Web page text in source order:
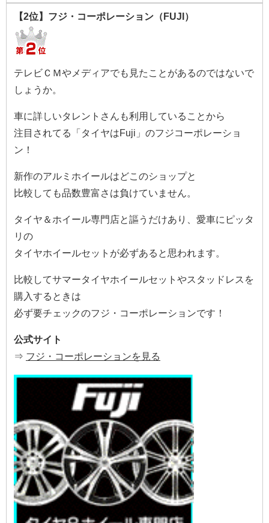
【2位】フジ・コーポレーション（FUJI）
テレビＣＭやメディアでも見たことがあるのではないで
しょうか。
車に詳しいタレントさんも利用していることから
注目されてる「タイヤはFuji」のフジコーポレーショ
ン！
新作のアルミホイールはどこのショップと
比較しても品数豊富さは負けていません。
タイヤ＆ホイール専門店と謳うだけあり、愛車にピッタ
リの
タイヤホイールセットが必ずあると思われます。
比較してサマータイヤホイールセットやスタッドレスを
購入するときは
必ず要チェックのフジ・コーポレーションです！
公式サイト
⇒ フジ・コーポレーションを見る